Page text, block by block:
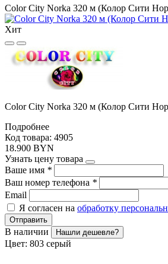
Color City Norka 320 м (Колор Сити
Хит
Color City Norka 320 м (Колор Сити
Подробнее
Код товара: 4905
18.900 BYN
Узнать цену товара
Ваше имя *
Ваш номер телефона *
Email
Я согласен на обработку
Отправить
В наличии Нашли дешевле?
Цвет: 803 серый